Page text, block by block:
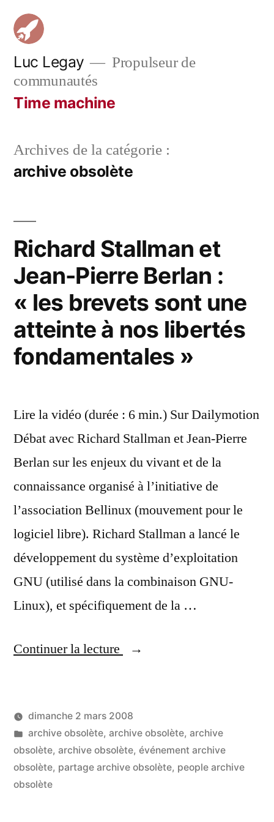
Aller
contenu
Luc Legay
Propulseur de
communautés
Time machine
Archives de la catégorie :
archive obsolète
Richard Stallman et
Jean-Pierre Berlan :
« les brevets sont une
atteinte à nos libertés
fondamentales »
Lire la vidéo (durée : 6 min.) Sur Dailymotion
Débat avec Richard Stallman et Jean-Pierre
Berlan sur les enjeux du vivant et de la
connaissance organisé à l’initiative de
l’association Bellinux (mouvement pour le
logiciel libre). Richard Stallman a lancé le
développement du système d’exploitation
GNU (utilisé dans la combinaison GNU-
Linux), et spécifiquement de la …
Continuer la lecture
« Richard
Jean-
Pierre
Berlan :
Publié
par
LucL
dimanche 2 mars 2008
Publié
dans
archive obsolète, archive obsolète, archive
obsolète, archive obsolète, événement archive
obsolète, partage archive obsolète, people archive
obsolète